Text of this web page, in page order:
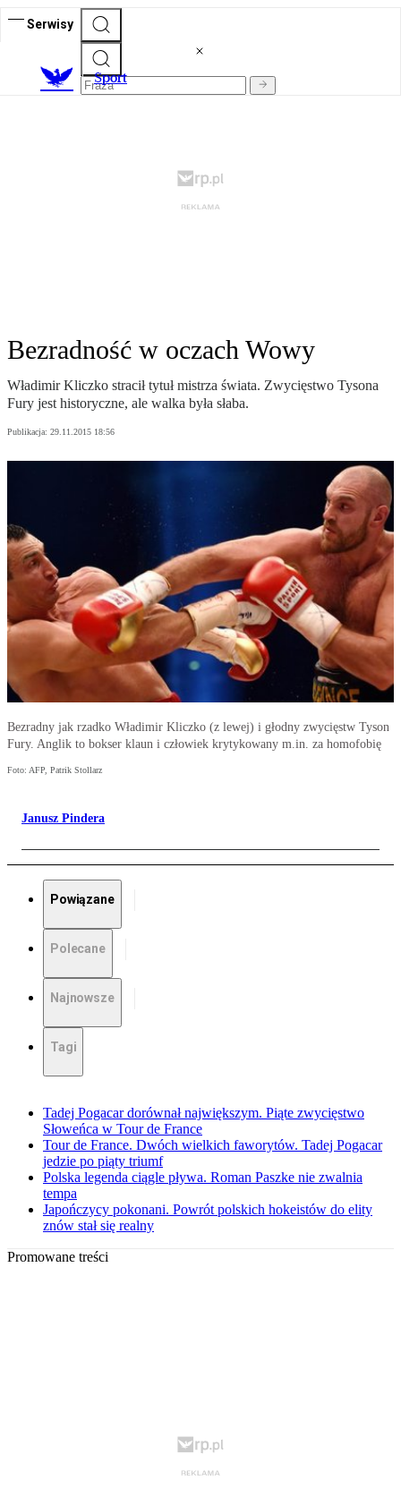
Serwisy
Sport
Bezradność w oczach Wowy
Władimir Kliczko stracił tytuł mistrza świata. Zwycięstwo Tysona
Fury jest historyczne, ale walka była słaba.
Publikacja: 29.11.2015 18:56
Bezradny jak rzadko Władimir Kliczko (z lewej) i głodny zwycięstw Tyson
Fury. Anglik to bokser klaun i człowiek krytykowany m.in. za homofobię
Foto: AFP, Patrik Stollarz
Janusz Pindera
Powiązane
Polecane
Najnowsze
Tagi
Tadej Pogacar dorównał największym. Piąte zwycięstwo
Słoweńca w Tour de France
Tour de France. Dwóch wielkich faworytów. Tadej Pogacar
jedzie po piąty triumf
Polska legenda ciągle pływa. Roman Paszke nie zwalnia
tempa
Japończycy pokonani. Powrót polskich hokeistów do elity
znów stał się realny
Promowane treści